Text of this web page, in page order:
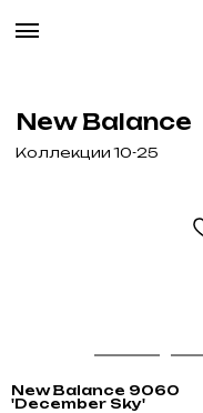
New Balance 9060
'December Sky'